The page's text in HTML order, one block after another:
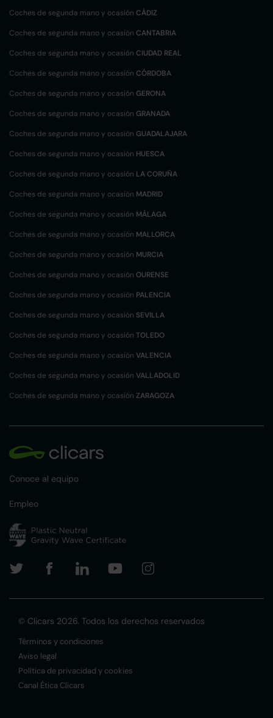
Coches de segunda mano y ocasión CÁDIZ
Coches de segunda mano y ocasión CANTABRIA
Coches de segunda mano y ocasión CIUDAD REAL
Coches de segunda mano y ocasión CÓRDOBA
Coches de segunda mano y ocasión GERONA
Coches de segunda mano y ocasión GRANADA
Coches de segunda mano y ocasión GUADALAJARA
Coches de segunda mano y ocasión HUESCA
Coches de segunda mano y ocasión LA CORUÑA
Coches de segunda mano y ocasión MADRID
Coches de segunda mano y ocasión MÁLAGA
Coches de segunda mano y ocasión MALLORCA
Coches de segunda mano y ocasión MURCIA
Coches de segunda mano y ocasión OURENSE
Coches de segunda mano y ocasión PALENCIA
Coches de segunda mano y ocasión SEVILLA
Coches de segunda mano y ocasión TOLEDO
Coches de segunda mano y ocasión VALENCIA
Coches de segunda mano y ocasión VALLADOLID
Coches de segunda mano y ocasión ZARAGOZA
Conoce al equipo
Empleo
© Clicars 2026. Todos los derechos reservados
Términos y condiciones
Aviso legal
Política de privacidad y cookies
Canal Ética Clicars